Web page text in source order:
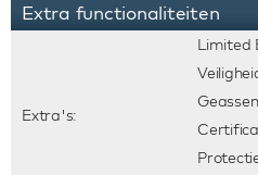
Extra functionaliteiten
Extra's:
Limited